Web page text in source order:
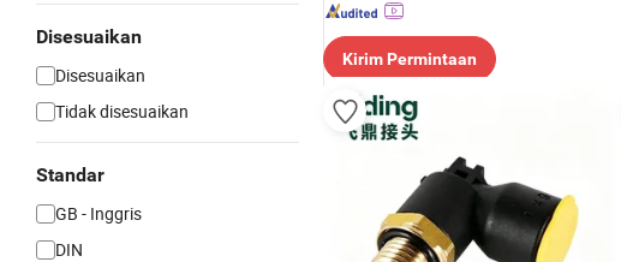
Disesuaikan
Disesuaikan
Tidak disesuaikan
Standar
GB - Inggris
DIN
Kirim Permintaan